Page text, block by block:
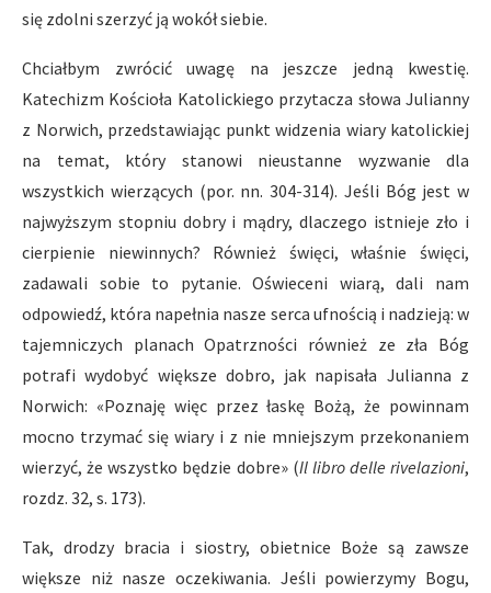
się zdolni szerzyć ją wokół siebie.
Chciałbym zwrócić uwagę na jeszcze jedną kwestię.
Katechizm Kościoła Katolickiego przytacza słowa Julianny
z Norwich, przedstawiając punkt widzenia wiary katolickiej
na temat, który stanowi nieustanne wyzwanie dla
wszystkich wierzących (por. nn. 304-314). Jeśli Bóg jest w
najwyższym stopniu dobry i mądry, dlaczego istnieje zło i
cierpienie niewinnych? Również święci, właśnie święci,
zadawali sobie to pytanie. Oświeceni wiarą, dali nam
odpowiedź, która napełnia nasze serca ufnością i nadzieją: w
tajemniczych planach Opatrzności również ze zła Bóg
potrafi wydobyć większe dobro, jak napisała Julianna z
Norwich: «Poznaję więc przez łaskę Bożą, że powinnam
mocno trzymać się wiary i z nie mniejszym przekonaniem
wierzyć, że wszystko będzie dobre» (Il libro delle rivelazioni,
rozdz. 32, s. 173).
Tak, drodzy bracia i siostry, obietnice Boże są zawsze
większe niż nasze oczekiwania. Jeśli powierzymy Bogu,